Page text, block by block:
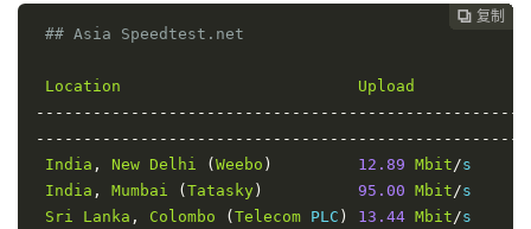
 复制
 复制
 复制
 复制
 复制
 复制
 复制
 复制
 复制
 复制
## Asia Speedtest.net
Location Upload
India , New Delhi ( Weebo ) 12.89 Mbit /s
India , Mumbai ( Tatasky ) 95.00 Mbit /s
Sri
Lanka , Colombo ( Telecom PLC ) 13.44 Mbit /s